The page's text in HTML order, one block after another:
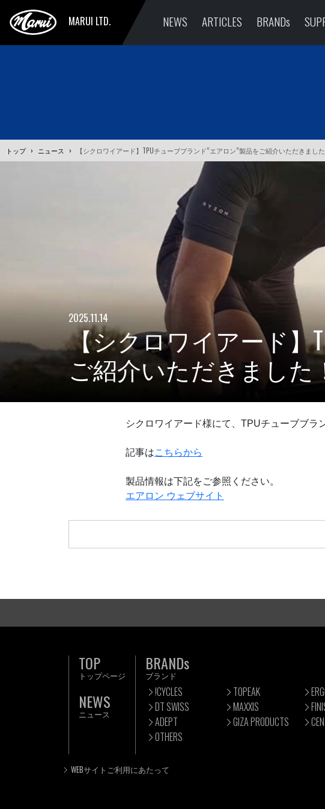
MARUI LTD. NEWS ARTICLES BRANDs
トップ › ニュース › 【シクロワイアード】TPUチューブブランド”エアロン”製品をご紹介いただきました
2025.11.14
【シクロワイアード】
ご紹介いただきました
シクロワイアード様にて、TPUチューブブラ
記事はこちらから
製品情報は下記をご参照ください。
エアロン ウェブサイト
TOP
トップページ
NEWS
ニュース
BRANDs
ブランド
!CYCLES TOPEAK
DT SWISS
MAXXIS
ADEPT
GIZA PRODUCTS
OTHERS
WEBサイトご利用にあたって